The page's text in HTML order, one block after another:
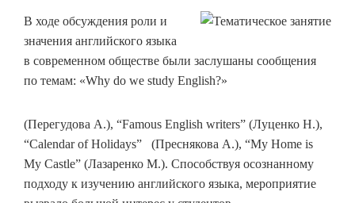
В ходе обсуждения роли и
значения английского языка
в современном обществе были заслушаны сообщения
по темам: «Why do we study English?»
(Перегудова А.), “Famous English writers” (Луценко Н.),
“Calendar of Holidays” (Преснякова А.), “My Home is
My Castle” (Лазаренко М.). Способствуя осознанному
подходу к изучению английского языка, мероприятие